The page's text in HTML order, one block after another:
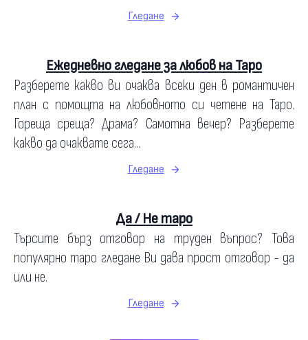
Гледане
Ежедневно гледане за любов на Таро
Разберете какво ви очаква всеки ден в романтичен
план с помощта на любовното си четене на Таро.
Гореща среща? Драма? Самотна вечер? Разберете
какво да очаквате сега...
Гледане
Да / Не таро
Търсите бърз отговор на труден въпрос? Това
популярно таро гледане Ви дава прост отговор - да
или не.
Гледане